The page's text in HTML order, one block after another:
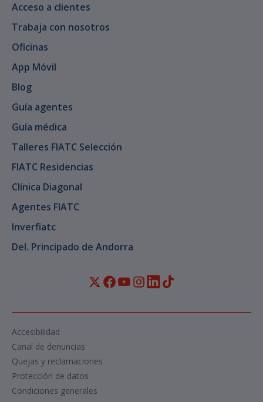
Acceso a clientes
Trabaja con nosotros
Oficinas
App Móvil
Blog
Guía agentes
Guía médica
Talleres FIATC Selección
FIATC Residencias
Clínica Diagonal
Agentes FIATC
Inverfiatc
Del. Principado de Andorra
Condiciones generales
Protección de datos
Quejas y reclamaciones
Canal de denuncias
Accesibilidad